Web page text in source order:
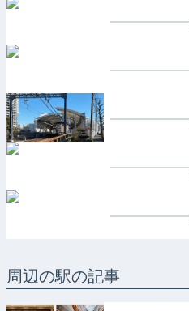
周辺の駅の記事